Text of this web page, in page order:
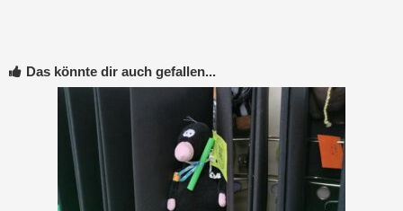
Das könnte dir auch gefallen...